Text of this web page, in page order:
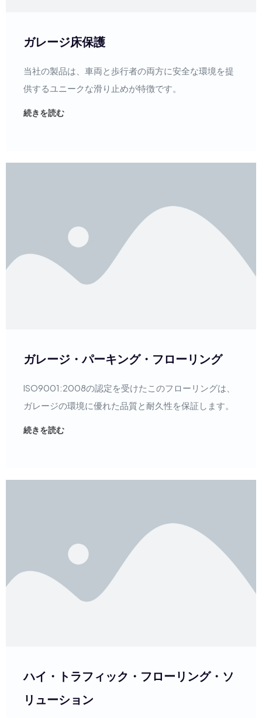
ガレージ床保護
当社の製品は、車両と歩行者の両方に安全な環境を提
供するユニークな滑り止めが特徴です。
続きを読む
ガレージ・パーキング・フローリング
ISO9001:2008の認定を受けたこのフローリングは、
ガレージの環境に優れた品質と耐久性を保証します。
続きを読む
ハイ・トラフィック・フローリング・ソ
リューション